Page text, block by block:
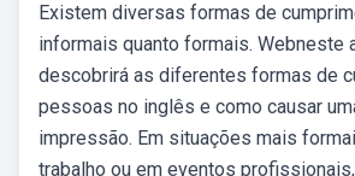
Existem diversas formas de
informais quanto formais. Webneste
descobrirá as diferentes formas de
pessoas no inglês e como causar
impressão. Em situações mais
trabalho ou em eventos